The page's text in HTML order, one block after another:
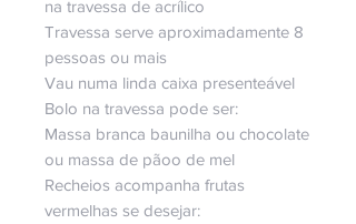
na travessa de acrílico
Travessa serve aproximadamente 8
pessoas ou mais
Vau numa linda caixa presenteável
Bolo na travessa pode ser:
Massa branca baunilha ou chocolate
ou massa de pãoo de mel
Recheios acompanha frutas
vermelhas se desejar: